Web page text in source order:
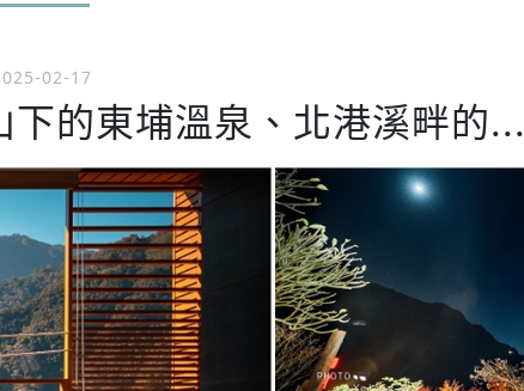
02-17
的東埔溫泉、北港溪畔的...